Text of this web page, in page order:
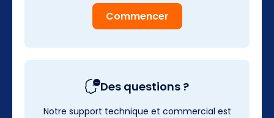
Commencer
Des questions ?
Notre support technique et commercial est